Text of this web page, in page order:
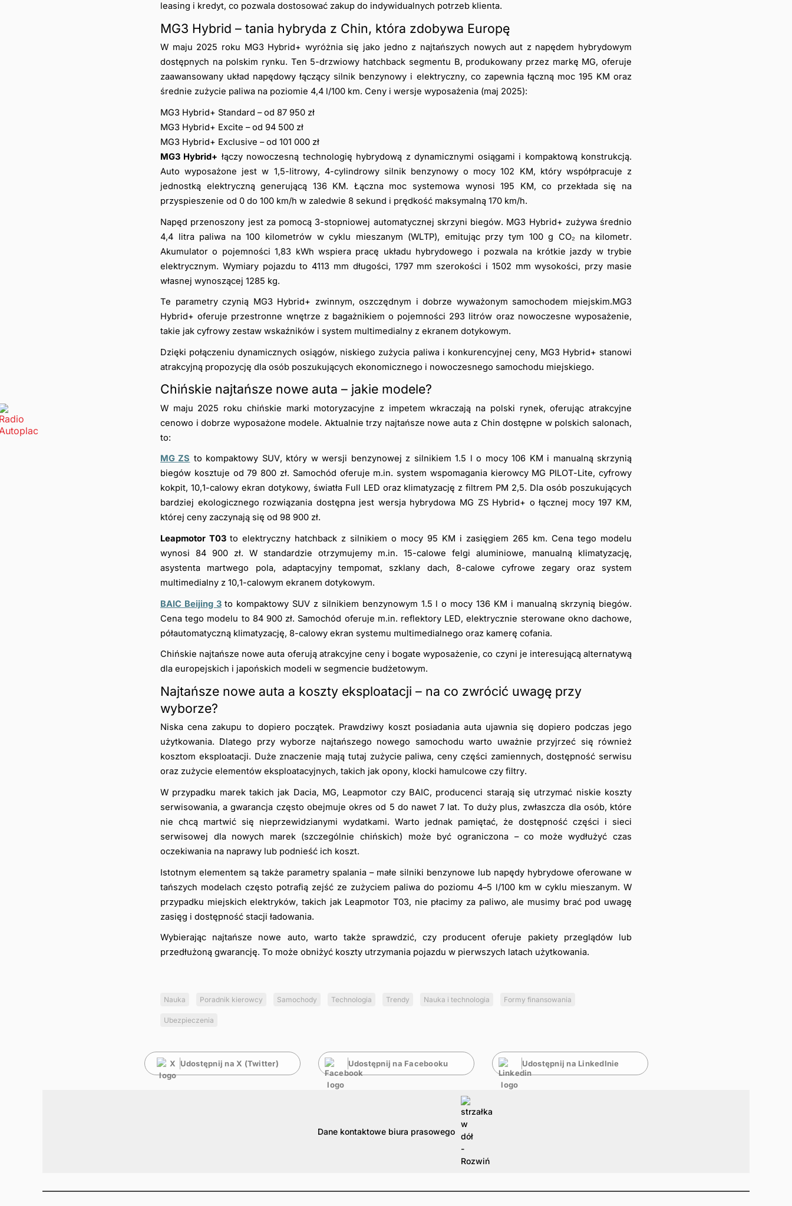
leasing i kredyt, co pozwala dostosować zakup do indywidualnych potrzeb klienta.
MG3 Hybrid – tania hybryda z Chin, która zdobywa Europę
W maju 2025 roku MG3 Hybrid+ wyróżnia się jako jedno z najtańszych nowych aut z napędem hybrydowym
dostępnych na polskim rynku. Ten 5-drzwiowy hatchback segmentu B, produkowany przez markę MG, oferuje
zaawansowany układ napędowy łączący silnik benzynowy i elektryczny, co zapewnia łączną moc 195 KM oraz
średnie zużycie paliwa na poziomie 4,4 l/100 km. Ceny i wersje wyposażenia (maj 2025):
MG3 Hybrid+ Standard – od 87 950 zł
MG3 Hybrid+ Excite – od 94 500 zł
MG3 Hybrid+ Exclusive – od 101 000 zł
MG3 Hybrid+ łączy nowoczesną technologię hybrydową z dynamicznymi osiągami i kompaktową konstrukcją.
Auto wyposażone jest w 1,5-litrowy, 4-cylindrowy silnik benzynowy o mocy 102 KM, który współpracuje z
jednostką elektryczną generującą 136 KM. Łączna moc systemowa wynosi 195 KM, co przekłada się na
przyspieszenie od 0 do 100 km/h w zaledwie 8 sekund i prędkość maksymalną 170 km/h.
Napęd przenoszony jest za pomocą 3-stopniowej automatycznej skrzyni biegów. MG3 Hybrid+ zużywa średnio
4,4 litra paliwa na 100 kilometrów w cyklu mieszanym (WLTP), emitując przy tym 100 g CO₂ na kilometr.
Akumulator o pojemności 1,83 kWh wspiera pracę układu hybrydowego i pozwala na krótkie jazdy w trybie
elektrycznym. Wymiary pojazdu to 4113 mm długości, 1797 mm szerokości i 1502 mm wysokości, przy masie
własnej wynoszącej 1285 kg.
Te parametry czynią MG3 Hybrid+ zwinnym, oszczędnym i dobrze wyważonym samochodem miejskim.MG3
Hybrid+ oferuje przestronne wnętrze z bagażnikiem o pojemności 293 litrów oraz nowoczesne wyposażenie,
takie jak cyfrowy zestaw wskaźników i system multimedialny z ekranem dotykowym.
Dzięki połączeniu dynamicznych osiągów, niskiego zużycia paliwa i konkurencyjnej ceny, MG3 Hybrid+ stanowi
atrakcyjną propozycję dla osób poszukujących ekonomicznego i nowoczesnego samochodu miejskiego.
Chińskie najtańsze nowe auta – jakie modele?
W maju 2025 roku chińskie marki motoryzacyjne z impetem wkraczają na polski rynek, oferując atrakcyjne
cenowo i dobrze wyposażone modele. Aktualnie trzy najtańsze nowe auta z Chin dostępne w polskich salonach,
to:
MG ZS to kompaktowy SUV, który w wersji benzynowej z silnikiem 1.5 l o mocy 106 KM i manualną skrzynią
biegów kosztuje od 79 800 zł. Samochód oferuje m.in. system wspomagania kierowcy MG PILOT-Lite, cyfrowy
kokpit, 10,1-calowy ekran dotykowy, światła Full LED oraz klimatyzację z filtrem PM 2,5. Dla osób poszukujących
bardziej ekologicznego rozwiązania dostępna jest wersja hybrydowa MG ZS Hybrid+ o łącznej mocy 197 KM,
której ceny zaczynają się od 98 900 zł.
Leapmotor T03 to elektryczny hatchback z silnikiem o mocy 95 KM i zasięgiem 265 km. Cena tego modelu
wynosi 84 900 zł. W standardzie otrzymujemy m.in. 15-calowe felgi aluminiowe, manualną klimatyzację,
asystenta martwego pola, adaptacyjny tempomat, szklany dach, 8-calowe cyfrowe zegary oraz system
multimedialny z 10,1-calowym ekranem dotykowym.
BAIC Beijing 3 to kompaktowy SUV z silnikiem benzynowym 1.5 l o mocy 136 KM i manualną skrzynią biegów.
Cena tego modelu to 84 900 zł. Samochód oferuje m.in. reflektory LED, elektrycznie sterowane okno dachowe,
półautomatyczną klimatyzację, 8-calowy ekran systemu multimedialnego oraz kamerę cofania.
Chińskie najtańsze nowe auta oferują atrakcyjne ceny i bogate wyposażenie, co czyni je interesującą alternatywą
dla europejskich i japońskich modeli w segmencie budżetowym.
Najtańsze nowe auta a koszty eksploatacji – na co zwrócić uwagę przy
wyborze?
Niska cena zakupu to dopiero początek. Prawdziwy koszt posiadania auta ujawnia się dopiero podczas jego
użytkowania. Dlatego przy wyborze najtańszego nowego samochodu warto uważnie przyjrzeć się również
kosztom eksploatacji. Duże znaczenie mają tutaj zużycie paliwa, ceny części zamiennych, dostępność serwisu
oraz zużycie elementów eksploatacyjnych, takich jak opony, klocki hamulcowe czy filtry.
W przypadku marek takich jak Dacia, MG, Leapmotor czy BAIC, producenci starają się utrzymać niskie koszty
serwisowania, a gwarancja często obejmuje okres od 5 do nawet 7 lat. To duży plus, zwłaszcza dla osób, które
nie chcą martwić się nieprzewidzianymi wydatkami. Warto jednak pamiętać, że dostępność części i sieci
serwisowej dla nowych marek (szczególnie chińskich) może być ograniczona – co może wydłużyć czas
oczekiwania na naprawy lub podnieść ich koszt.
Istotnym elementem są także parametry spalania – małe silniki benzynowe lub napędy hybrydowe oferowane w
tańszych modelach często potrafią zejść ze zużyciem paliwa do poziomu 4–5 l/100 km w cyklu mieszanym. W
przypadku miejskich elektryków, takich jak Leapmotor T03, nie płacimy za paliwo, ale musimy brać pod uwagę
zasięg i dostępność stacji ładowania.
Wybierając najtańsze nowe auto, warto także sprawdzić, czy producent oferuje pakiety przeglądów lub
przedłużoną gwarancję. To może obniżyć koszty utrzymania pojazdu w pierwszych latach użytkowania.
Nauka Poradnik kierowcy Samochody Technologia Trendy Nauka i technologia Formy finansowania
Ubezpieczenia
Udostępnij na X (Twitter) Udostępnij na Facebooku Udostępnij na LinkedInie
Dane kontaktowe biura prasowego